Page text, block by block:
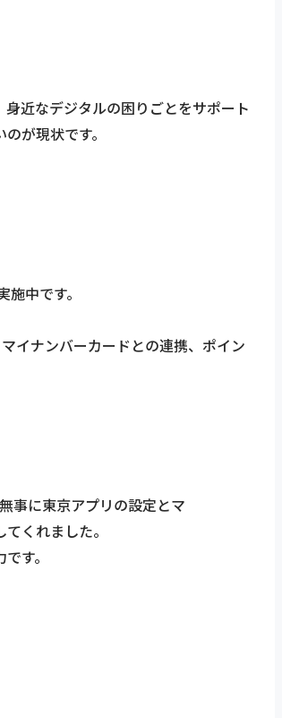
近なデジタルの困りごとをサポート
が現状です。
中です。
イナンバーカードとの連携、ポイン
事に東京アプリの設定とマ
くれました。
す。